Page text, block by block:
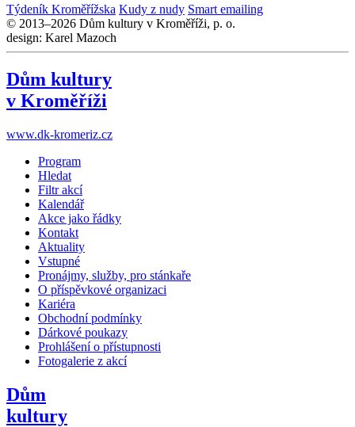
Týdeník Kroměřížska Kudy z nudy Smart emailing
© 2013–2026 Dům kultury v Kroměříži, p. o.
design: Karel Mazoch
Dům kultury
v Kroměříži
www.dk-kromeriz.cz
Program
Hledat
Filtr akcí
Kalendář
Akce jako řádky
Kontakt
Aktuality
Vstupné
Pronájmy, služby, pro stánkaře
O příspěvkové organizaci
Kariéra
Obchodní podmínky
Dárkové poukazy
Prohlášení o přístupnosti
Fotogalerie z akcí
Dům
kultury